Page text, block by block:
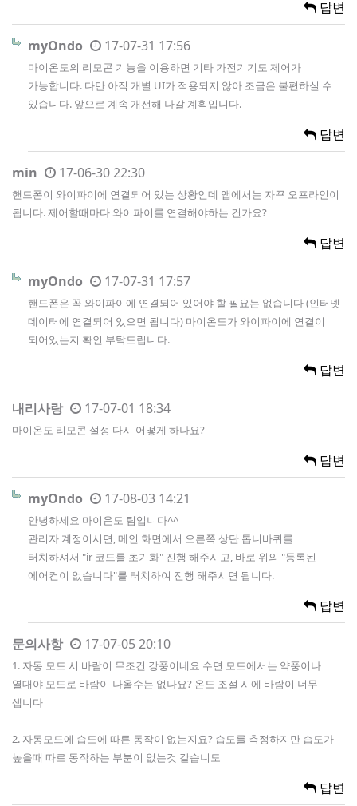
답변
myOndo 17-07-31 17:56
마이온도의 리모콘 기능을 이용하면 기타 가전기기도 제어가
가능합니다. 다만 아직 개별 UI가 적용되지 않아 조금은 불편하실 수
있습니다. 앞으로 계속 개선해 나갈 계획입니다.
답변
min 17-06-30 22:30
핸드폰이 와이파이에 연결되어 있는 상황인데 앱에서는 자꾸 오프라인이
됩니다. 제어할때마다 와이파이를 연결해야하는 건가요?
답변
myOndo 17-07-31 17:57
핸드폰은 꼭 와이파이에 연결되어 있어야 할 필요는 없습니다 (인터넷
데이터에 연결되어 있으면 됩니다) 마이온도가 와이파이에 연결이
되어있는지 확인 부탁드립니다.
답변
내리사랑 17-07-01 18:34
마이온도 리모콘 설정 다시 어떻게 하나요?
답변
myOndo 17-08-03 14:21
안녕하세요 마이온도 팀입니다^^
관리자 계정이시면, 메인 화면에서 오른쪽 상단 톱니바퀴를
터치하셔서 "ir 코드를 초기화" 진행 해주시고, 바로 위의 "등록된
에어컨이 없습니다"를 터치하여 진행 해주시면 됩니다.
답변
문의사항 17-07-05 20:10
1. 자동 모드 시 바람이 무조건 강풍이네요 수면 모드에서는 약풍이나
열대야 모드로 바람이 나올수는 없나요? 온도 조절 시에 바람이 너무
셉니다
2. 자동모드에 습도에 따른 동작이 없는지요? 습도를 측정하지만 습도가
높을때 따로 동작하는 부분이 없는것 같습니도
답변